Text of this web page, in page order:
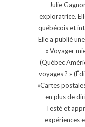
Julie
exploratrice.
québécois et
Elle a publié
« Voyager
(Québec
voyages ? »
«Cartes
en plus de
Testé et
expériences